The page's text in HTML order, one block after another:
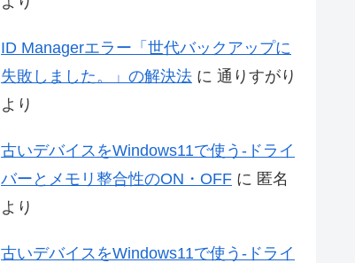
ID Managerエラー「世代バックアップに
失敗しました。」の解決法 に 通りすがり
より
古いデバイスをWindows11で使う-ドライ
バーとメモリ整合性のON・OFF に 匿名
より
古いデバイスをWindows11で使う-ドライ